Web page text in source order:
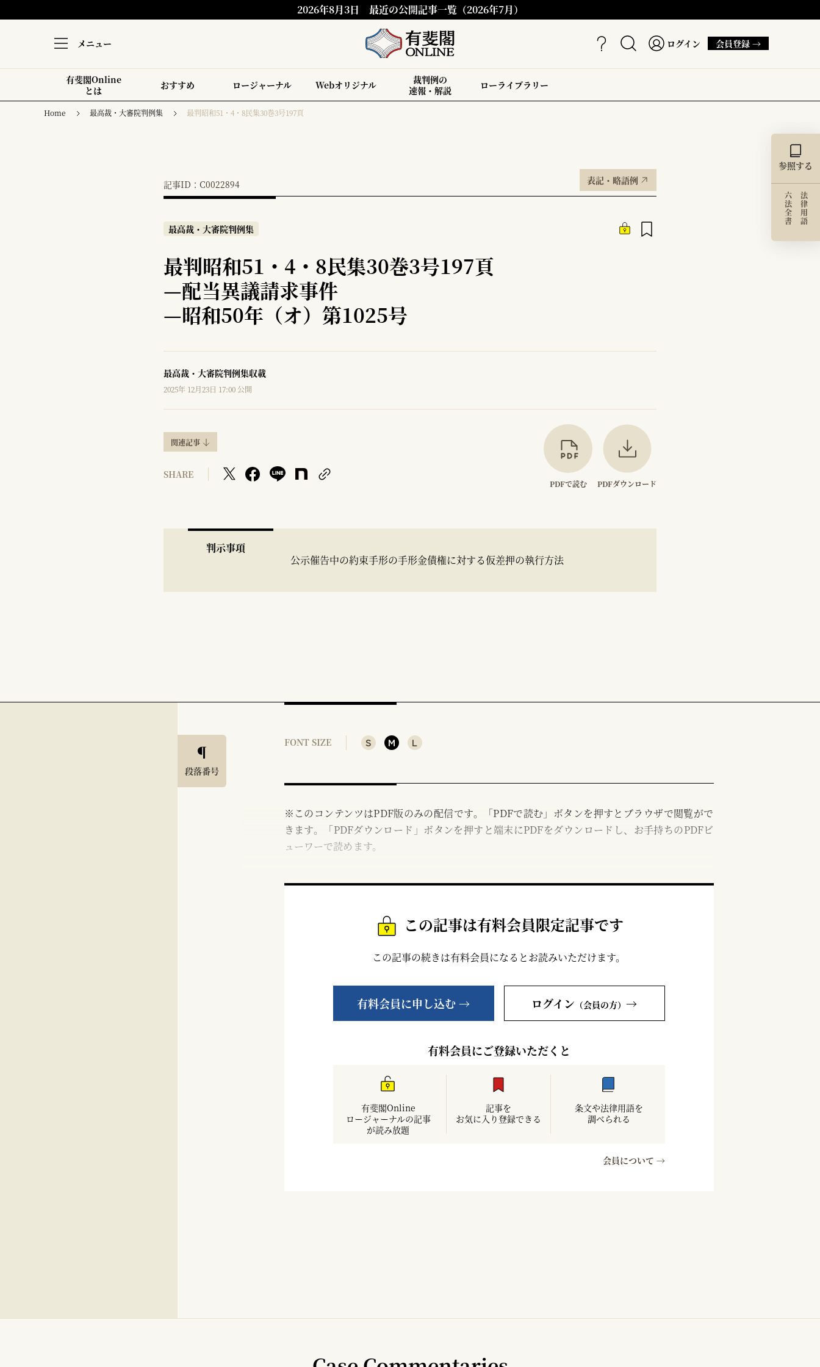
2026年8月3日 最近の公開記事一覧（2026年7月）
メニュー ログイン 会員登録 →
有斐閣Online
とは
おすすめ ロージャーナル Webオリジナル
裁判例の
速報・解説
ローライブラリー
Home 最高裁・大審院判例集 最判昭和51・4・8民集30巻3号197頁
記事ID：C0022894 表記・略語例
最高裁・大審院判例集
最判昭和51・4・8民集30巻3号197頁
—配当異議請求事件
—昭和50年（オ）第1025号
最高裁・大審院判例集収載
2025年 12月23日 17:00 公開
関連記事
SHARE
PDFで読む PDFダウンロード
判示事項
公示催告中の約束手形の手形金債権に対する仮差押の執行方法
参照する
法律用語
六法全書
段落番号
FONT SIZE S M L
※このコンテンツはPDF版のみの配信です。「PDFで読む」ボタンを押すとブラウザで閲覧がで
きます。「PDFダウンロード」ボタンを押すと端末にPDFをダウンロードし、お手持ちのPDFビ
ューワーで読めます。
この記事は有料会員限定記事です
この記事の続きは有料会員になるとお読みいただけます。
有料会員に申し込む → ログイン （会員の方） →
有料会員にご登録いただくと
有斐閣Online
ロージャーナルの記事
が読み放題
記事を
お気に入り登録できる
条文や法律用語を
調べられる
会員について →